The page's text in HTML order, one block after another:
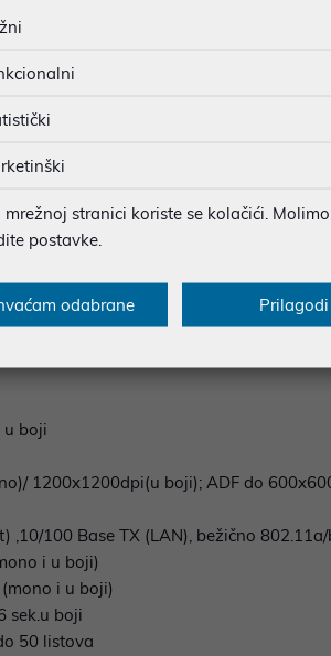
u dobroj namjeri. Mikronis d.o.o. ne
dostupnosti i cijene. Slike artikala su
eventualne nejasnoće možete nas
Opis
pisač s Print, Copy, Scan, Fax
u boji
1200x1200dpi(u boji); ADF do
,10/100 Base TX (LAN), bežično
i u boji)
i u boji)
sek.u boji
50 listova
mrežnoj stranici koriste se kolačići.
postavke.
odabrane Prilagodi